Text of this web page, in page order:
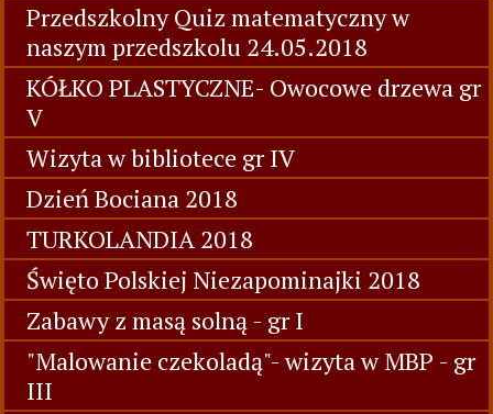
Przedszkolny Quiz matematyczny w
naszym przedszkolu 24.05.2018
KÓŁKO PLASTYCZNE- Owocowe drzewa gr
V
Wizyta w bibliotece gr IV
Dzień Bociana 2018
TURKOLANDIA 2018
Święto Polskiej Niezapominajki 2018
Zabawy z masą solną - gr I
"Malowanie czekoladą"- wizyta w MBP - gr
III